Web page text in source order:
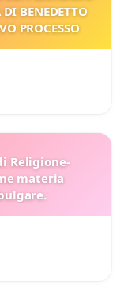
BENEDETTO
PROCESSO
Religione-
materia